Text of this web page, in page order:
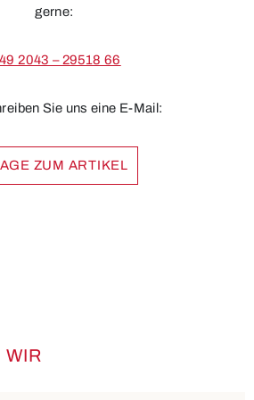
gerne:
2043 – 29518 66
Sie uns eine E-Mail:
ZUM ARTIKEL